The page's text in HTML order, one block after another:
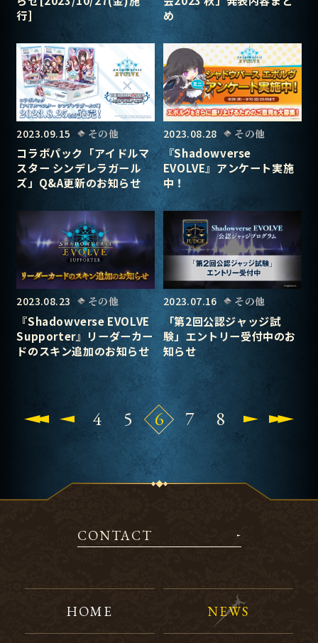
行]
め
2023.09.15 その他
コラボパック「アイドルマ
スター シンデレラガール
ズ」Q&A更新のお知らせ
2023.08.28 その他
『Shadowverse
EVOLVE』アンケート実施
中！
2023.08.23 その他
『Shadowverse EVOLVE
Supporter』リーダーカー
ドのスキン追加のお知らせ
2023.07.16 その他
「第2回公認ジャッジ試
験」エントリー受付中のお
知らせ
4 5 6 7 8
CONTACT
HOME NEWS